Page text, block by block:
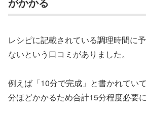
レシピに記載されている調理時間に
ないという口コミがありました。
例えば「10分で完成」と書かれてい
分ほどかかるため合計15分程度必要に